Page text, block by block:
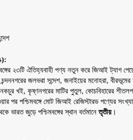
২৩টি ঐতিহ্যবাহী পণ্য নতুন করে জিআই ট্যাগ
জলভরা সন্দেশ, জনাইয়ের মনোহরা, বীরভূমের
খই, কৃষ্ণনগরের মাটির পুতুল, কোচবিহারের
পশ্চিমবঙ্গে মোট জিআই রেজিস্টারড পণ্যের সংখ্যা
ভারত জুড়ে পশ্চিমবঙ্গের স্থান বর্তমানে তৃতীয়।